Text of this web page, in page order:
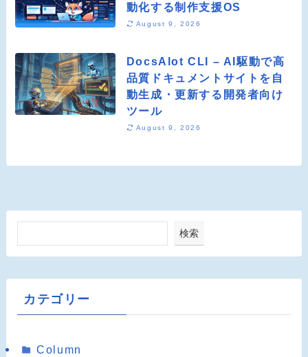
動化する制作支援OS
August 9, 2026
DocsAlot CLI – AI駆動で高
品質ドキュメントサイトを自
動生成・更新する開発者向け
ツール
August 9, 2026
検索
カテゴリー
Column